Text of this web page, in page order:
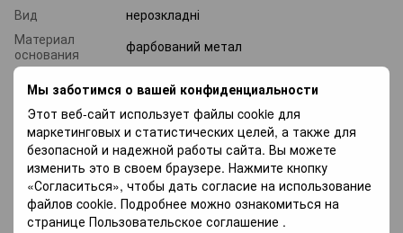
Мы заботимся о вашей конфиденциальности
Этот веб-сайт использует файлы cookie для
маркетинговых и статистических целей, а также для
безопасной и надежной работы сайта. Вы можете
изменить это в своем браузере. Нажмите кнопку
«Согласиться», чтобы дать согласие на использование
файлов cookie. Подробнее можно ознакомиться на
странице Пользовательское соглашение .
Вид
нерозкладні
Материал
основания
фарбований метал
Доставка Оплата Гарантия
«Новой почтой» по Украине —По тарифам
новой почты.